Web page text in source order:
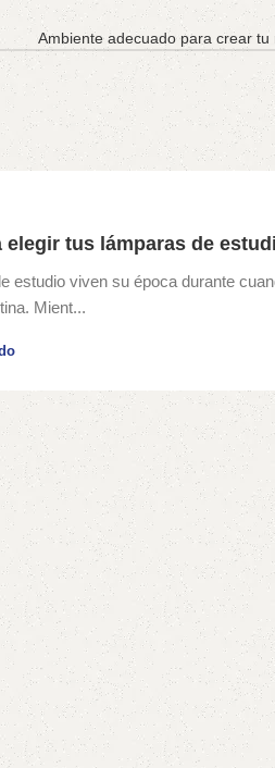
Ambiente adecuado para crear tu
elegir tus lámparas de
estudio viven su época durante
Mient...